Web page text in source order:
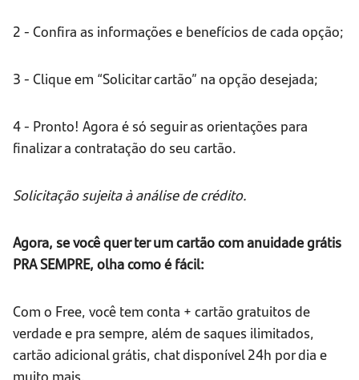
2 - Confira as informações e benefícios de cada opção;
3 - Clique em “Solicitar cartão” na opção desejada;
4 - Pronto! Agora é só seguir as orientações para
finalizar a contratação do seu cartão.
Solicitação sujeita à análise de crédito.
Agora, se você quer ter um cartão com anuidade grátis
PRA SEMPRE, olha como é fácil:
Com o Free, você tem conta + cartão gratuitos de
verdade e pra sempre, além de saques ilimitados,
cartão adicional grátis, chat disponível 24h por dia e
muito mais.